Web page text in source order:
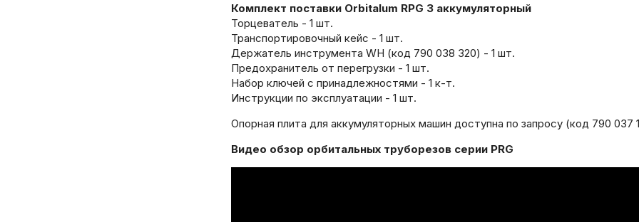
Комплект поставки Orbitalum RPG 3 аккумуляторный
Торцеватель - 1 шт.
Транспортировочный кейс - 1 шт.
Держатель инструмента WH (код 790 038 320) - 1 шт.
Предохранитель от перегрузки - 1 шт.
Набор ключей с принадлежностями - 1 к-т.
Инструкции по эксплуатации - 1 шт.
Опорная плита для аккумуляторных машин доступна по запросу (код 790 037
Видео обзор орбитальных труборезов серии PRG